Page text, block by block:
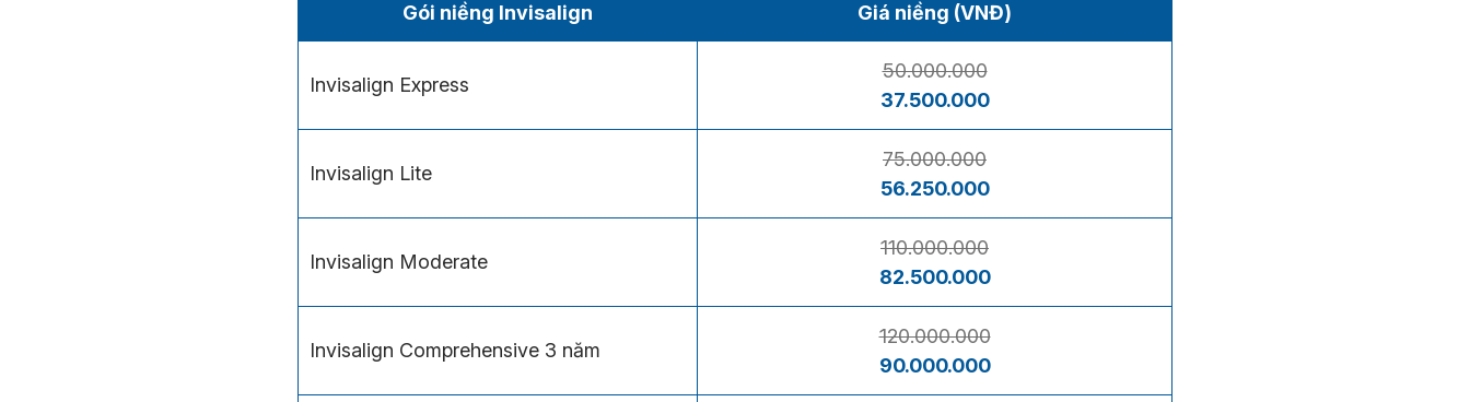
Gói niềng Invisalign Giá niềng (VNĐ)
Invisalign Express
50.000.000
37.500.000
Invisalign Lite
75.000.000
56.250.000
Invisalign Moderate
110.000.000
82.500.000
Invisalign Comprehensive 3 năm
120.000.000
90.000.000